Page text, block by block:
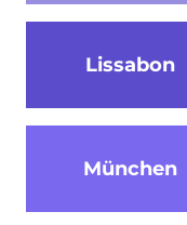
Lissabon
München